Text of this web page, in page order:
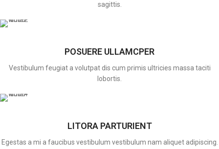
sagittis.
POSUERE ULLAMCPER
Vestibulum feugiat a volutpat dis cum primis ultricies massa taciti
lobortis.
LITORA PARTURIENT
Egestas a mi a faucibus vestibulum vestibulum nam aliquet adipiscing.